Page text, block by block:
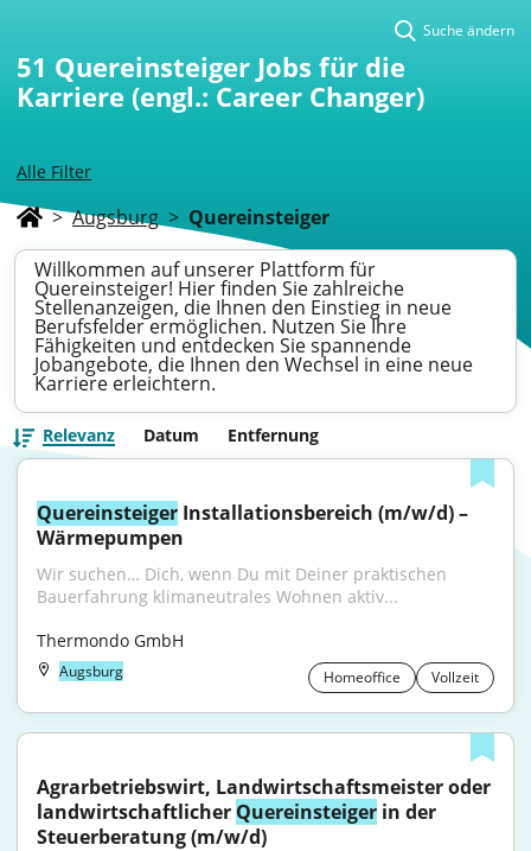
Alle Filter
Suche ändern
51 Quereinsteiger Jobs für die
Karriere (engl.: Career Changer)
> Augsburg > Quereinsteiger
Willkommen auf unserer Plattform für
Quereinsteiger! Hier finden Sie zahlreiche
Stellenanzeigen, die Ihnen den Einstieg in neue
Berufsfelder ermöglichen. Nutzen Sie Ihre
Fähigkeiten und entdecken Sie spannende
Jobangebote, die Ihnen den Wechsel in eine neue
Karriere erleichtern.
Relevanz Datum Entfernung
Quereinsteiger Installationsbereich (m/w/d) –
Wärmepumpen
Wir suchen… Dich, wenn Du mit Deiner praktischen
Bauerfahrung klimaneutrales Wohnen aktiv...
Thermondo GmbH
Augsburg Homeoffice Vollzeit
Agrarbetriebswirt, Landwirtschaftsmeister oder
landwirtschaftlicher Quereinsteiger in der
Steuerberatung (m/w/d)